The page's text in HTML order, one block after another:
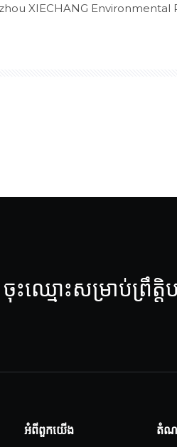
XIECHANG Environmental
ចុះឈ្មោះសម្រាប់ព្រឹត្
អំពីពួកយើង តំណ